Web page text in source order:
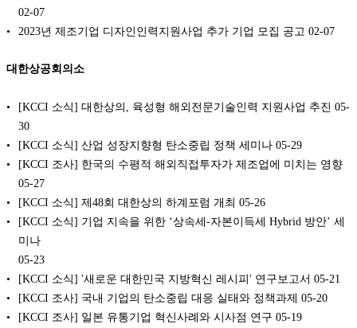
02-07
2023년 제조기업 디자인인력지원사업 추가 기업 모집 공고 02-07
대한상공회의소
[KCCI 소식] 대한상의, 육성형 해외전문기술인력 지원사업 추진 05-
30
[KCCI 소식] 산업 성장지향형 탄소중립 정책 세미나 05-29
[KCCI 조사] 한국의 수평적 해외직접투자가 제조업에 미치는 영향
05-27
[KCCI 소식] 제48회 대한상의 하계포럼 개최 05-26
[KCCI 소식] 기업 지속을 위한 ‘상속세-자본이득세 Hybrid 방안’ 세
미나
05-23
[KCCI 소식] '새로운 대한민국 지방혁신 레시피' 연구보고서 05-21
[KCCI 조사] 국내 기업의 탄소중립 대응 실태와 정책과제 05-20
[KCCI 조사] 일본 유통기업 혁신사례와 시사점 연구 05-19